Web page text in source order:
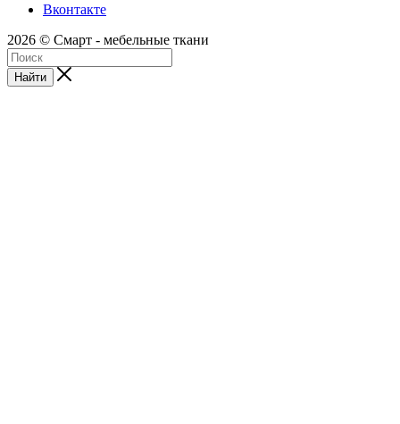
Вконтакте
2026 © Смарт - мебельные ткани
Найти